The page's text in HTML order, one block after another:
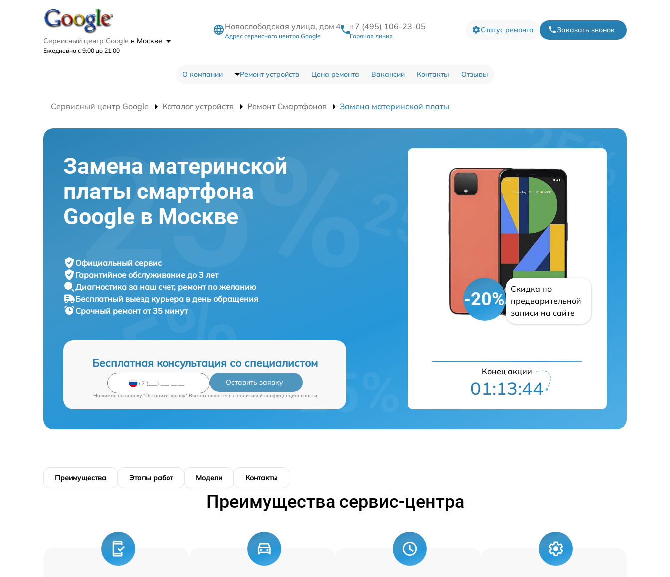
Сервисный центр Google в Москве
Ежедневно с 9:00 до 21:00
Новослободская улица, дом 4
Адрес сервисного центра Google
+7 (495) 106-23-05
Горячая линия
Статус ремонта Заказать звонок
О компании Ремонт устройств Цена ремонта Вакансии Контакты Отзывы
Сервисный центр Google Каталог устройств Ремонт Смартфонов Замена материнской платы
Замена материнской
платы смартфона
Google в Москве
Официальный сервис
Гарантийное обслуживание до 3 лет
Диагностика за наш счет, ремонт по желанию
Бесплатный выезд курьера в день обращения
Срочный ремонтот 35 минут
Бесплатная консультация со специалистом
Оставить заявку
Нажимая на кнопку "Оставить заявку" Вы соглашаетесь c политикой конфиденциальности
-20%
Скидка по
предварительной
записи на сайте
Конец акции
01:13:43
Преимущества Этапы работ Модели Контакты
Преимущества сервис-центра